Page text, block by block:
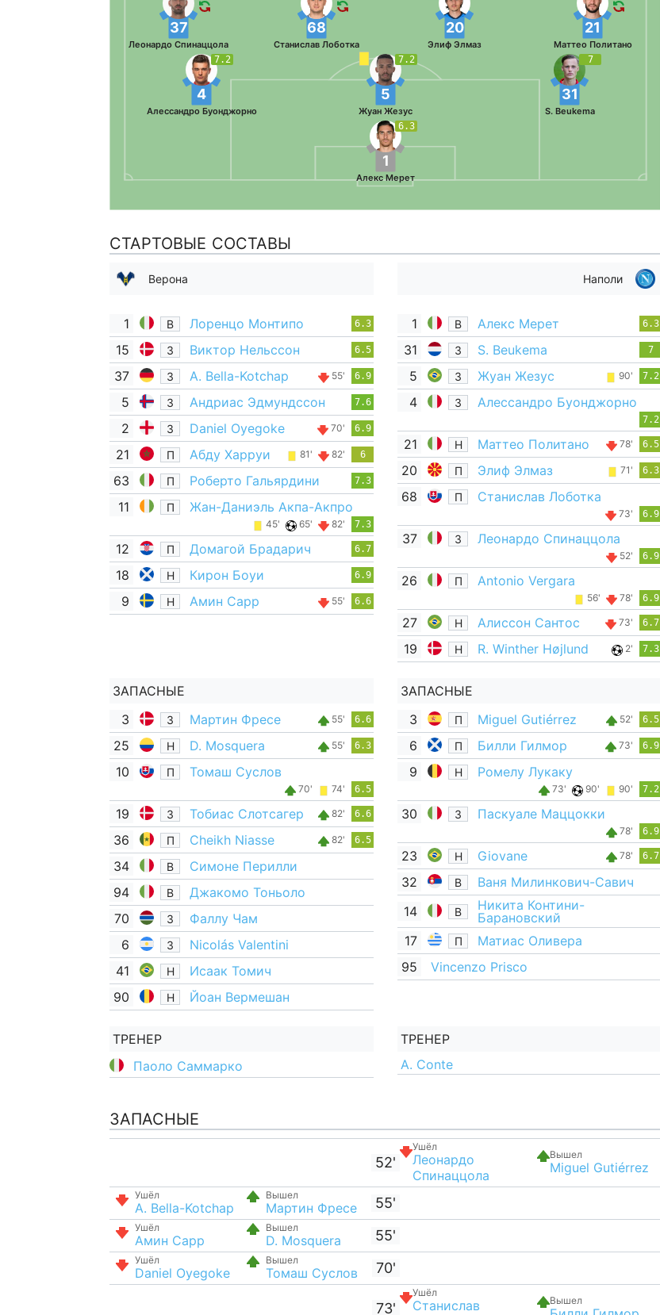
6.3
1
Алекс Мерет
7.2
4
Алессандро Буонджорно
7.2
5
Жуан Жезус
7
31
S. Beukema
37
Леонардо Спинаццола
68
Станислав Лоботка
20
Элиф Элмаз
21
Маттео Политано
СТАРТОВЫЕ СОСТАВЫ
Верона
1 В Лоренцо Монтипо 6.3
15 З Виктор Нельссон 6.5
37 З A. Bella-Kotchap 55' 6.9
5 З Андриас Эдмундссон 7.6
2 З Daniel Oyegoke 70' 6.9
21 П Абду Харруи 81' 82' 6
63 П Роберто Гальярдини 7.3
11 П Жан-Даниэль Акпа-Акпро
45' 65' 82' 7.3
12 П Домагой Брадарич 6.7
18 Н Кирон Боуи 6.9
9 Н Амин Сарр 55' 6.6
ЗАПАСНЫЕ
3
З Мартин Фресе 55' 6.6
25 Н D. Mosquera 55' 6.3
10 П Томаш Суслов
70' 74' 6.5
19 З Тобиас Слотсагер 82' 6.6
36 П Cheikh Niasse 82' 6.5
34 В
Симоне Перилли
94
В
Джакомо Тоньоло
70
З
Фаллу Чам
6
З
Nicolás Valentini
41
Н
Исаак Томич
90
Н Йоан Вермешан
ТРЕНЕР
Паоло Саммарко
Наполи
1 В Алекс Мерет 6.3
31 З S. Beukema 7
5 З Жуан Жезус 90' 7.2
4 З Алессандро Буонджорно
7.2
21 Н Маттео Политано 78' 6.5
20 П Элиф Элмаз 71' 6.3
68 П Станислав Лоботка
73' 6.9
37 З Леонардо Спинаццола
52' 6.9
26 П Antonio Vergara
56' 78' 6.9
27 Н Алиссон Сантос 73' 6.7
19 Н R. Winther Højlund 2' 7.3
ЗАПАСНЫЕ
3
П Miguel Gutiérrez 52' 6.5
6 П Билли Гилмор 73' 6.9
9 Н Ромелу Лукаку
73' 90' 90' 7.2
30 З Паскуале Маццокки
78' 6.9
23 Н Giovane 78' 6.7
32 В
Ваня Милинкович-Савич
14
В
Никита Контини-
Барановский
17
П
Матиас Оливера
95
Vincenzo Prisco
ТРЕНЕР
A. Conte
ЗАПАСНЫЕ
52'
Ушёл
Леонардо
Спинаццола
Вышел
Miguel Gutiérrez
Ушёл
A. Bella-Kotchap
Вышел
Мартин Фресе 55'
Ушёл
Амин Сарр
Вышел
D. Mosquera 55'
Ушёл
Daniel Oyegoke
Вышел
Томаш Суслов 70'
73'
Ушёл
Станислав
Вышел